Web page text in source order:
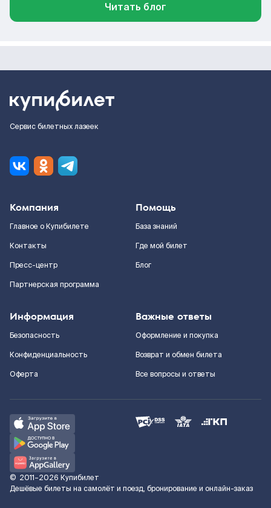
Читать блог
Сервис билетных лазеек
Компания
Главное о Купибилете
Контакты
Пресс-центр
Партнерская программа
Помощь
База знаний
Где мой билет
Блог
Информация
Безопасность
Конфиденциальность
Оферта
Важные ответы
Оформление и покупка
Возврат и обмен билета
Все вопросы и ответы
© 2011–2026 Купибилет
Дешёвые билеты на самолёт и поезд, бронирование и онлайн-заказ